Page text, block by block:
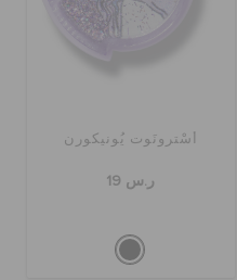
أسْترونَوت يُونيكورن
ر.س 19